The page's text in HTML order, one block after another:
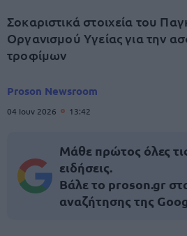
Σοκαριστικά στοιχεία του
Οργανισμού Υγείας για την
τροφίμων
Proson Newsroom
04 Ιουν 2026 13:42
Μάθε πρώτος όλες
ειδήσεις.
Βάλε το proson.gr
αναζήτησης της